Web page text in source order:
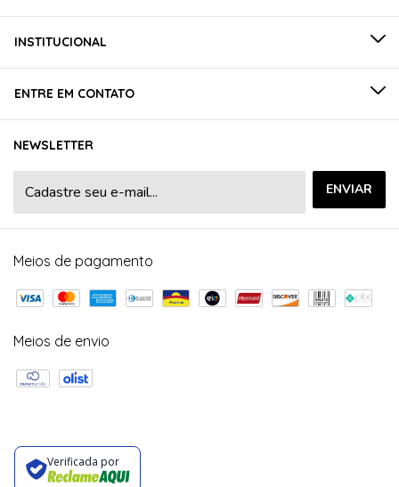
INSTITUCIONAL
ENTRE EM CONTATO
NEWSLETTER
Meios de pagamento
Meios de envio
Verificada por